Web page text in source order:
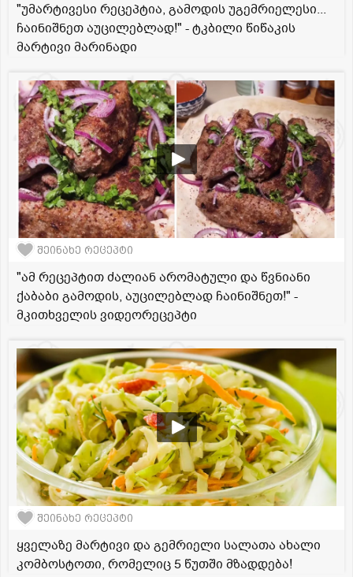
"უმარტივესი რეცეპტია, გამოდის უგემრიელესი...
ჩაინიშნეთ აუცილებლად!" - ტკბილი წიწაკის
მარტივი მარინადი
შეინახე რეცეპტი
"ამ რეცეპტით ძალიან არომატული და წვნიანი
ქაბაბი გამოდის, აუცილებლად ჩაინიშნეთ!" -
მკითხველის ვიდეორეცეპტი
შეინახე რეცეპტი
ყველაზე მარტივი და გემრიელი სალათა ახალი
კომბოსტოთი, რომელიც 5 წუთში მზადდება!